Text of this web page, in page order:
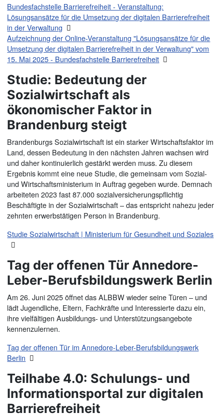
Bundesfachstelle Barrierefreiheit - Veranstaltung:
Lösungsansätze für die Umsetzung der digitalen Barrierefreiheit
in der Verwaltung
Aufzeichnung der Online-Veranstaltung "Lösungsansätze für die
Umsetzung der digitalen Barrierefreiheit in der Verwaltung" vom
15. Mai 2025 - Bundesfachstelle Barrierefreiheit
Studie: Bedeutung der
Sozialwirtschaft als
ökonomischer Faktor in
Brandenburg steigt
Brandenburgs Sozialwirtschaft ist ein starker Wirtschaftsfaktor im
Land, dessen Bedeutung in den nächsten Jahren wachsen wird
und daher kontinuierlich gestärkt werden muss. Zu diesem
Ergebnis kommt eine neue Studie, die gemeinsam vom Sozial-
und Wirtschaftsministerium in Auftrag gegeben wurde. Demnach
arbeiteten 2023 fast 87.000 sozialversicherungspflichtig
Beschäftigte in der Sozialwirtschaft – das entspricht nahezu jeder
zehnten erwerbstätigen Person in Brandenburg.
Studie Sozialwirtschaft | Ministerium für Gesundheit und Soziales
Tag der offenen Tür Annedore-
Leber-Berufsbildungswerk Berlin
Am 26. Juni 2025 öffnet das ALBBW wieder seine Türen – und
lädt Jugendliche, Eltern, Fachkräfte und Interessierte dazu ein,
ihre vielfältigen Ausbildungs- und Unterstützungsangebote
kennenzulernen.
Tag der offenen Tür im Annedore-Leber-Berufsbildungswerk
Berlin
Teilhabe 4.0: Schulungs- und
Informationsportal zur digitalen
Barrierefreiheit